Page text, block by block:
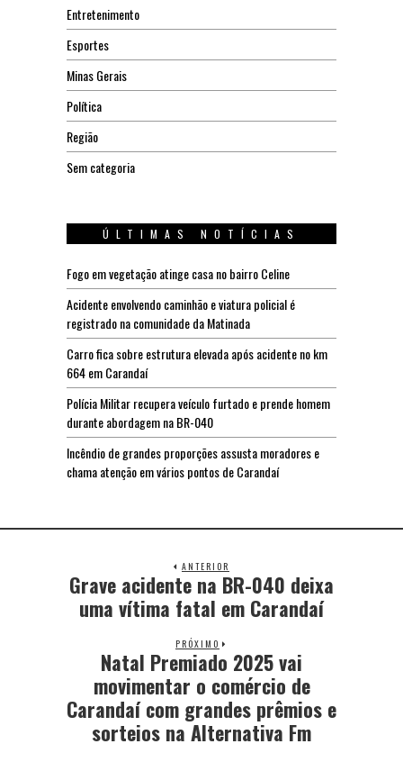
Entretenimento
Esportes
Minas Gerais
Política
Região
Sem categoria
ÚLTIMAS NOTÍCIAS
Fogo em vegetação atinge casa no bairro Celine
Acidente envolvendo caminhão e viatura policial é
registrado na comunidade da Matinada
Carro fica sobre estrutura elevada após acidente no km
664 em Carandaí
Polícia Militar recupera veículo furtado e prende homem
durante abordagem na BR-040
Incêndio de grandes proporções assusta moradores e
chama atenção em vários pontos de Carandaí
ANTERIOR
Grave acidente na BR-040 deixa
uma vítima fatal em Carandaí
PRÓXIMO
Natal Premiado 2025 vai
movimentar o comércio de
Carandaí com grandes prêmios e
sorteios na Alternativa Fm